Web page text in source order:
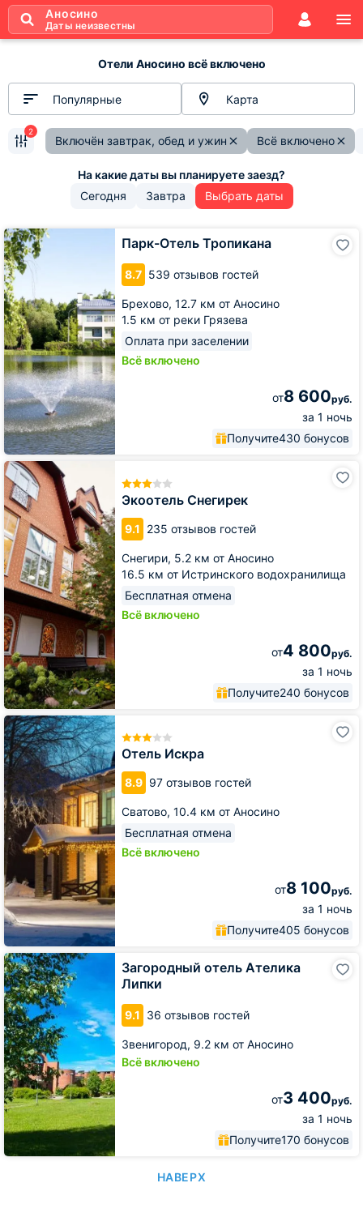
Аносино
Даты неизвестны
Отели Аносино всё включено
Популярные Карта
Включён завтрак, обед и ужин Всё включено
2
Сегодня Завтра Выбрать даты
Парк-Отель Тропикана
8.7 539 отзывов гостей
Брехово, 12.7 км от Аносино
1.5 км от реки Грязева
Оплата при заселении
Всё включено
от8 600руб.
за 1 ночь
Получите430 бонусов
Парк-
Отель
Тропикана
Экоотель Снегирек
9.1 235 отзывов гостей
Снегири, 5.2 км от Аносино
16.5 км от Истринского водохранилища
Бесплатная отмена
Всё включено
от4 800руб.
за 1 ночь
Получите240 бонусов
Экоотель
Снегирек
Отель Искра
8.9 97 отзывов гостей
Сватово, 10.4 км от Аносино
Бесплатная отмена
Всё включено
от8 100руб.
за 1 ночь
Получите405 бонусов
Отель
Искра
Загородный отель Ателика
Липки
9.1 36 отзывов гостей
Звенигород, 9.2 км от Аносино
Всё включено
от3 400руб.
за 1 ночь
Получите170 бонусов
Загородный
отель
Ателика
Липки
НАВЕРХ